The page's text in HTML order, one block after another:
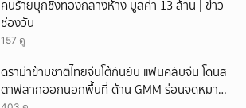
คนร้ายบุกชิงทองกลางห้าง มูลค่า 13 ล้าน | ข่าว
ช่องวัน
157 ดู
ดราม่าข้ามชาติไทยจีนโต้กันยับ แฟนคลับจีน โดนส
ตาฟลากออกนอกพื้นที่ ด้าน GMM ร่อนจดหมาย